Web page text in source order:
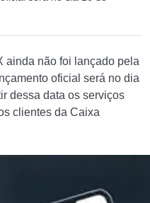
ainda não foi lançado pela
oficial será no dia
dessa data os serviços
clientes da Caixa